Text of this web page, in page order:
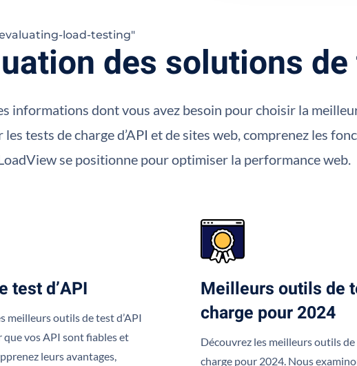
load-testing"
des solutions
informations dont vous avez besoin pour choisir la
tests de charge d’API et de sites web, comprenez les
se positionne pour optimiser la performance web.
test d’API
meilleurs outils de test d’API
vos API sont fiables et
leurs avantages,
Meilleurs outils de
charge pour 2024
Découvrez les meilleurs outils
charge pour 2024. Nous